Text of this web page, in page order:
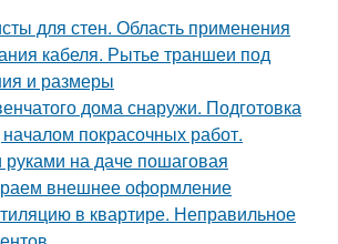
для стен. Область применения
кабеля. Рытье траншеи под
и размеры
дома снаружи. Подготовка
покрасочных работ.
руками на даче пошаговая
внешнее оформление
в квартире. Неправильное